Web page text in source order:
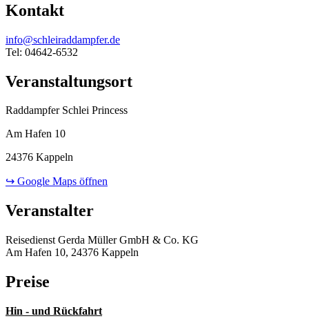
Kontakt
info@schleiraddampfer.de
Tel: 04642-6532
Veranstaltungsort
Raddampfer Schlei Princess
Am Hafen 10
24376 Kappeln
↪ Google Maps öffnen
Veranstalter
Reisedienst Gerda Müller GmbH & Co. KG
Am Hafen 10, 24376 Kappeln
Preise
Hin - und Rückfahrt